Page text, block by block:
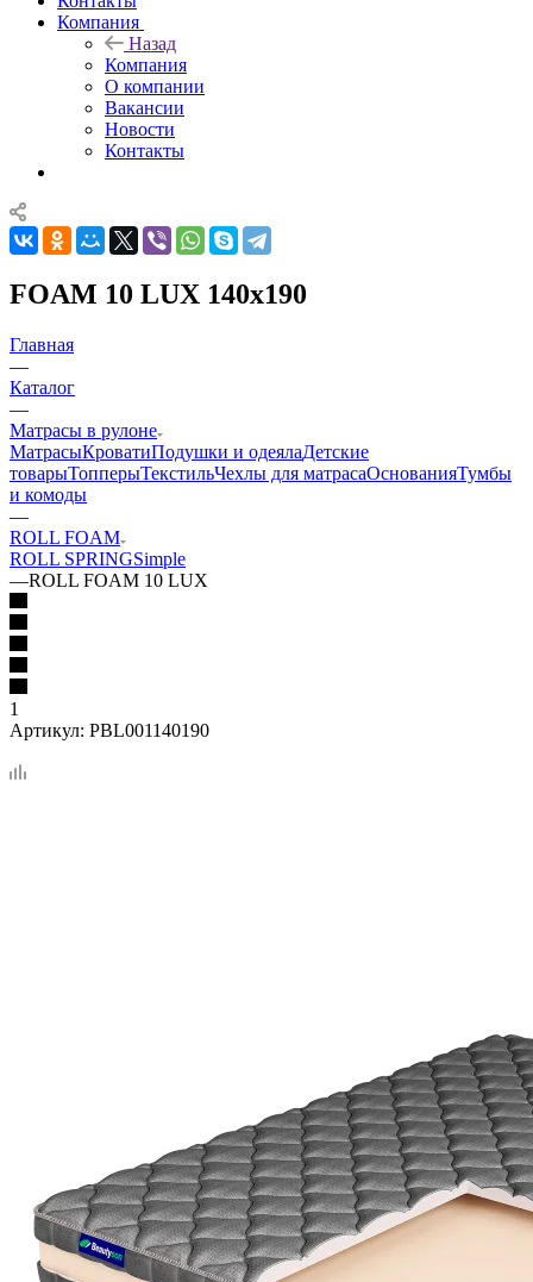
Компания
Назад
Компания
О компании
Вакансии
Новости
Контакты
FOAM 10 LUX 140x190
Главная
—
Каталог
—
Матрасы в рулоне
МатрасыКроватиПодушки и одеялаДетские
товарыТопперыТекстильЧехлы для матрасаОснованияТумбы
и комоды
—
ROLL FOAM
ROLL SPRINGSimple
—ROLL FOAM 10 LUX
1
Артикул: PBL001140190